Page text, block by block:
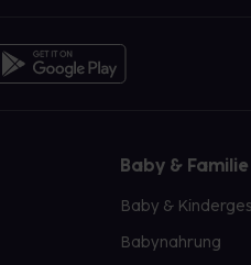
Baby & Familie
Baby &
Babynahrung